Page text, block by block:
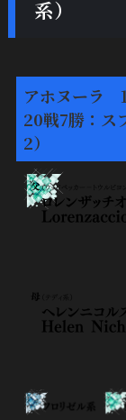
系）
アホヌーラ
20戦7勝：ス
2）